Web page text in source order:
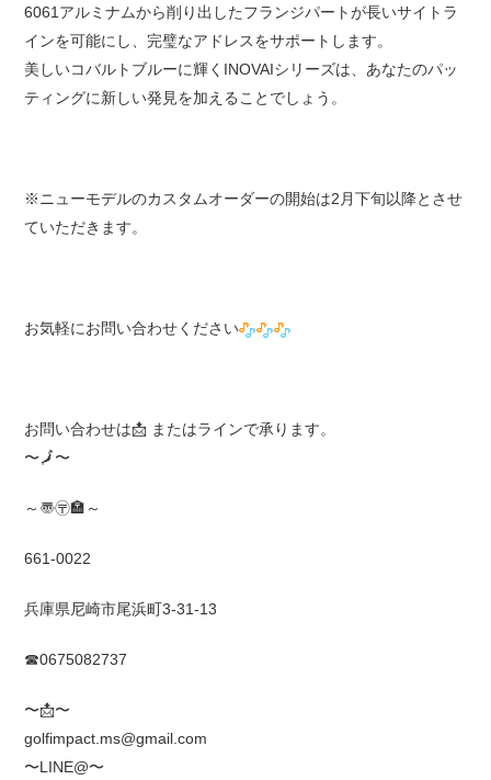
6061アルミナムから削り出したフランジパートが長いサイトラ
インを可能にし、完璧なアドレスをサポートします。
美しいコバルトブルーに輝くINOVAIシリーズは、あなたのパッ
ティングに新しい発見を加えることでしょう。
※ニューモデルのカスタムオーダーの開始は2月下旬以降とさせ
ていただきます。
お気軽にお問い合わせください
お問い合わせは📩 またはラインで承ります。
〜🗾〜
～〠〶🏣～
661-0022
兵庫県尼崎市尾浜町3-31-13
☎0675082737
〜📩〜
golfimpact.ms@gmail.com
〜LINE@〜